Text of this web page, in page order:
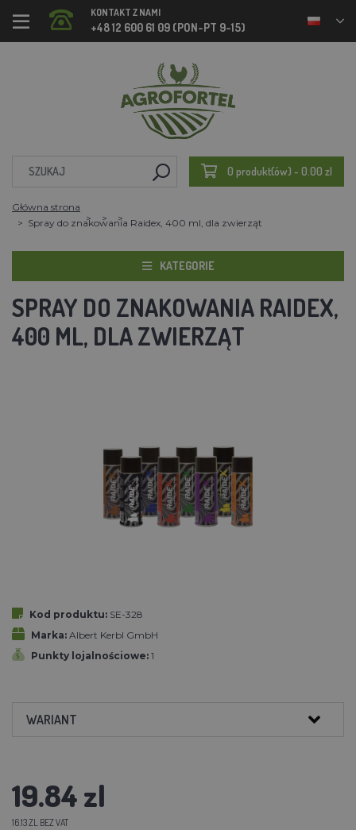
KONTAKT Z NAMI
+48 12 600 61 09 (PON-PT 9-15)
0 produkt(ów) - 0.00 zl
Główna strona
Spray do znakowania Raidex, 400 ml, dla zwierząt
KATEGORIE
SPRAY DO ZNAKOWANIA RAIDEX,
400 ML, DLA ZWIERZĄT
Kod produktu: SE-328
Marka: Albert Kerbl GmbH
Punkty lojalnościowe: 1
WARIANT
19.84 zl
16.13 ZL BEZ VAT